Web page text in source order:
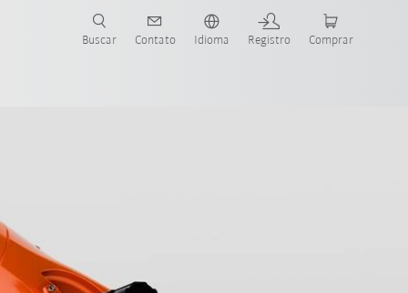
Buscar Contato Idioma Registro Comprar